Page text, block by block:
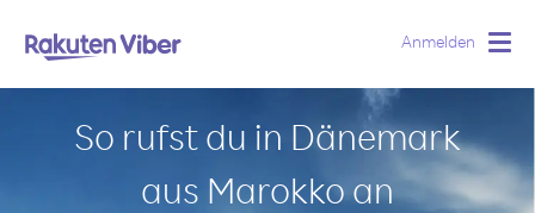
Anmelden
So rufst du in Dänemark
aus Marokko an